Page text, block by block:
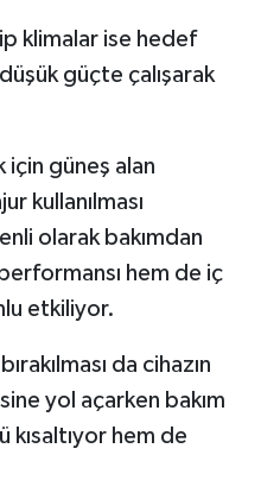
klimalar ise hedef
güçte çalışarak
için güneş alan
kullanılması
olarak bakımdan
hem de iç
etkiliyor.
da cihazın
yol açarken bakım
kısaltıyor hem de